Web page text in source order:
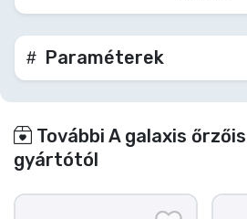
Paraméterek
További A galaxis
gyártótól